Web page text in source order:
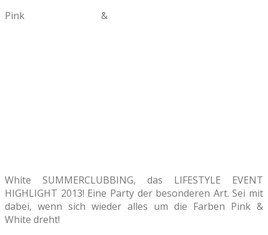
Pink &
White SUMMERCLUBBING, das LIFESTYLE EVENT
HIGHLIGHT 2013! Eine Party der besonderen Art. Sei mit
dabei, wenn sich wieder alles um die Farben Pink &
White dreht!